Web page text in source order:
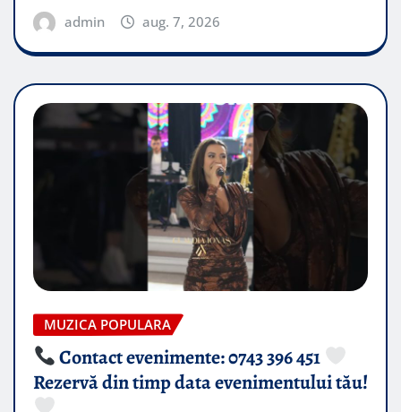
admin aug. 7, 2026
MUZICA POPULARA
Contact evenimente: 0743 396 451
Rezervă din timp data evenimentului tău!